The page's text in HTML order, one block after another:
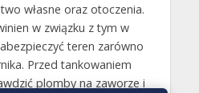
własne oraz otoczenia.
w związku z tym w
teren zarówno
Przed tankowaniem
plomby na zaworze i